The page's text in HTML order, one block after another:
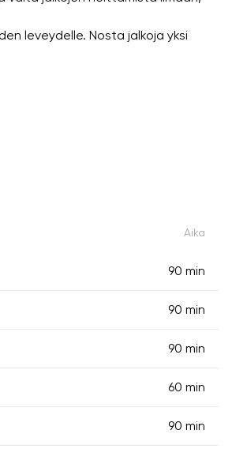
leveydelle. Nosta jalkoja yksi
Aika
90 min
90 min
90 min
60 min
90 min